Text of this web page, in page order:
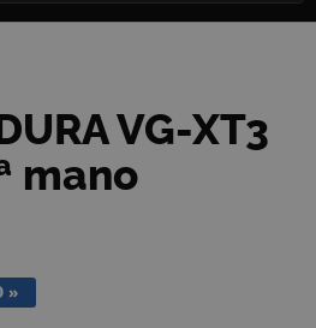
VG-XT3
mano